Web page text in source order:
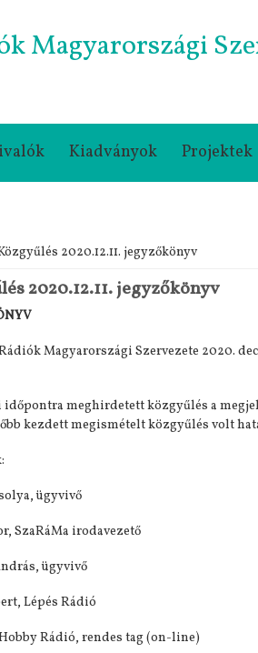
Magyarországi
Kiadványok Projektek
hely 2020.12.11. jegyzőkönyv
2020.12.11. jegyzőkönyv
Magyarországi Szervezete 2020.
időpontra meghirdetett közgyűlés a
kezdett megismételt közgyűlés volt
ügyvivő
SzaRáMa irodavezető
ügyvivő
Lépés Rádió
Rádió, rendes tag (on-line)